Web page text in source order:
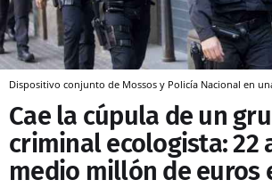
Dispositivo conjunto de Mossos y Policía Nacional en
Cae la cúpula de un
criminal ecologista: 22
medio millón de euros